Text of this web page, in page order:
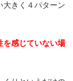
大きく４パターン
を感じていない場